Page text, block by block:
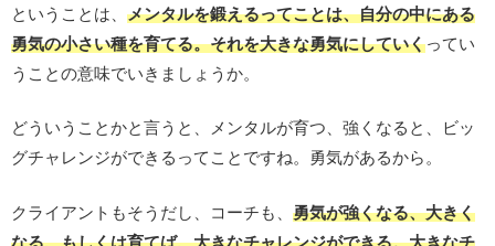
ということは、 メンタルを鍛えるってことは、自分の中にある
勇気の小さい種を育てる。それを大きな勇気にしていくってい
うことの意味でいきましょうか。
どういうことかと言うと、メンタルが育つ、強くなると、ビッ
グチャレンジができるってことですね。勇気があるから。
クライアントもそうだし、コーチも、 勇気が強くなる、大きく
なる、もしくは育てば、大きなチャレンジができる。大きなチ